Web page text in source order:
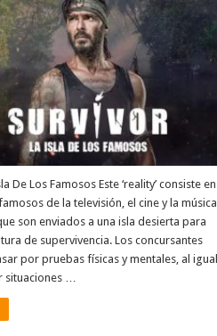
De Los Famosos Este ‘reality’ consiste en
de la televisión, el cine y la música
son enviados a una isla desierta para
de supervivencia. Los concursantes
por pruebas físicas y mentales, al igual
situaciones …